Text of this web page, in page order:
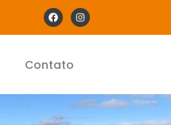
Contato